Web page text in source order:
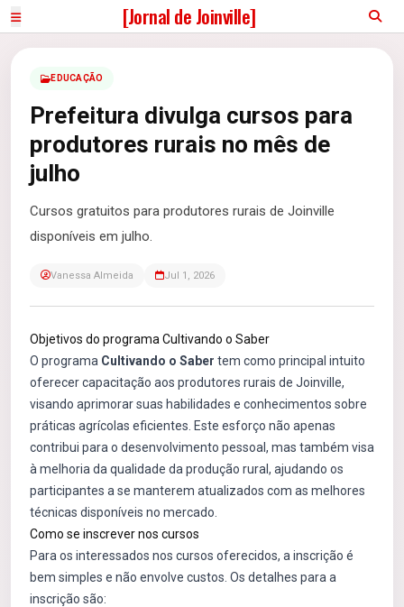
[Jornal de Joinville]
EDUCAÇÃO
Prefeitura divulga cursos para
produtores rurais no mês de
julho
Cursos gratuitos para produtores rurais de Joinville
disponíveis em julho.
Vanessa Almeida Jul 1, 2026
Objetivos do programa Cultivando o Saber
O programa Cultivando o Saber tem como principal intuito
oferecer capacitação aos produtores rurais de Joinville,
visando aprimorar suas habilidades e conhecimentos sobre
práticas agrícolas eficientes. Este esforço não apenas
contribui para o desenvolvimento pessoal, mas também visa
à melhoria da qualidade da produção rural, ajudando os
participantes a se manterem atualizados com as melhores
técnicas disponíveis no mercado.
Como se inscrever nos cursos
Para os interessados nos cursos oferecidos, a inscrição é
bem simples e não envolve custos. Os detalhes para a
inscrição são: